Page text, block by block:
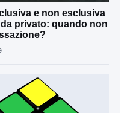
e non esclusiva
privato: quando non